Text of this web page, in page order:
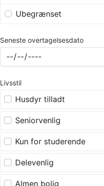
Ubegrænset
Seneste overtagelsesdato
Livsstil
Husdyr tilladt
Seniorvenlig
Kun for studerende
Delevenlig
Almen bolig